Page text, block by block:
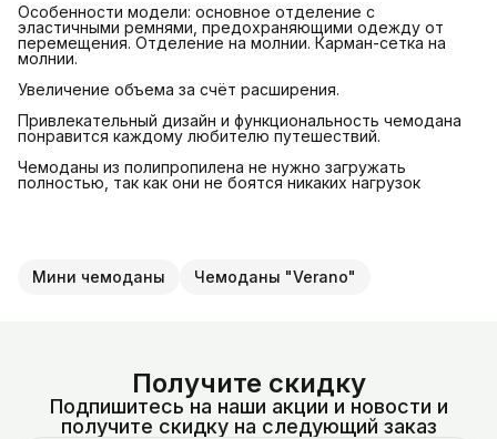
Особенности модели: основное отделение с
эластичными ремнями, предохраняющими одежду от
перемещения. Отделение на молнии. Карман-сетка на
молнии.
Увеличение объема за счёт расширения.
Привлекательный дизайн и функциональность чемодана
понравится каждому любителю путешествий.
Чемоданы из полипропилена не нужно загружать
полностью, так как они не боятся никаких нагрузок
Мини чемоданы Чемоданы "Verano"
Получите скидку
Подпишитесь на наши акции и новости и
получите скидку на следующий заказ